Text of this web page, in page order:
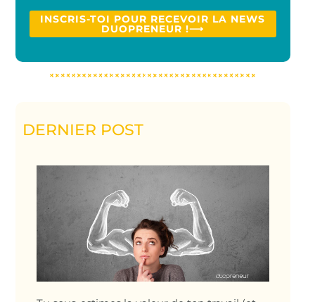
INSCRIS-TOI POUR RECEVOIR LA NEWS
DUOPRENEUR !⟶
DERNIER POST